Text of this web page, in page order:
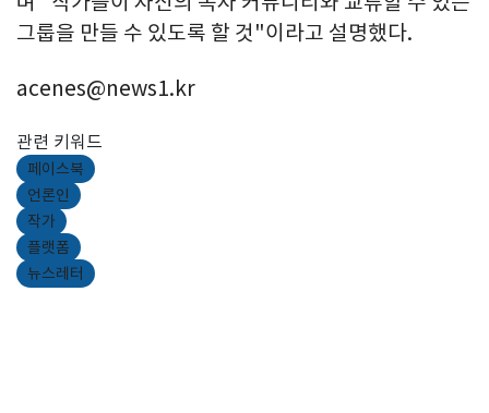
그룹을 만들 수 있도록 할 것"이라고 설명했다.
acenes@news1.kr
관련 키워드
페이스북
언론인
작가
플랫폼
뉴스레터